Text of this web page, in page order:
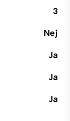
3
Nej
Ja
Ja
Ja